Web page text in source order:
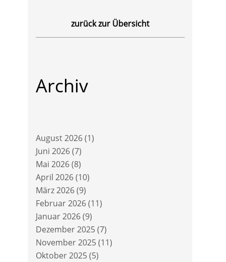
zurück zur Übersicht
Archiv
August 2026(1)
Juni 2026(7)
Mai 2026(8)
April 2026(10)
März 2026(9)
Februar 2026(11)
Januar 2026(9)
Dezember 2025(7)
November 2025(11)
Oktober 2025(5)